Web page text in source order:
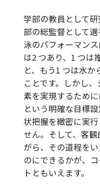
学部の教員として
部の総監督として
泳のパフォーマン
は2 つあり、1 つは
と、もう1 つは水
ことです。しかし
素を実現するため
という明確な目標
状把握を緻密に実
せん。そして、客
がら、その道程を
のにできるかが、
トともいえます。